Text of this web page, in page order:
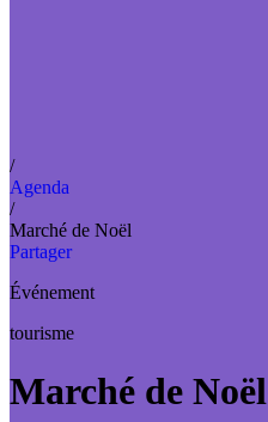
/
Agenda
/
Marché de Noël
Partager
Événement
tourisme
Marché de Noël